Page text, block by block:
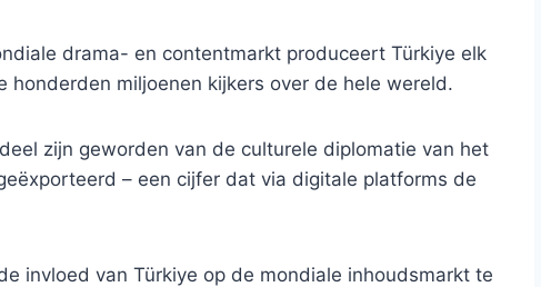
drama- en contentmarkt produceert Türkiye elk
miljoenen kijkers over de hele wereld.
zijn geworden van de culturele diplomatie van het
– een cijfer dat via digitale platforms de
invloed van Türkiye op de mondiale inhoudsmarkt te